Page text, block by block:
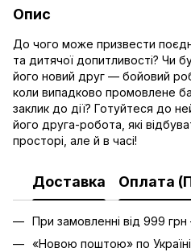
Опис
До чого може призвести
та дитячої допитливості? Чи
його новий друг — бойовий
коли випадково промовлене
заклик до дії? Готуйтеся до
його друга-робота, які
просторі, але й в часі!
Доставка Оплата
При замовленні від 999
«Новою поштою» по